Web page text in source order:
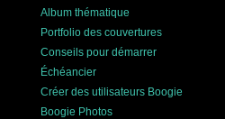
Album thématique
Portfolio des couvertures
Conseils pour démarrer
Échéancier
Créer des utilisateurs Boogie
Boogie Photos